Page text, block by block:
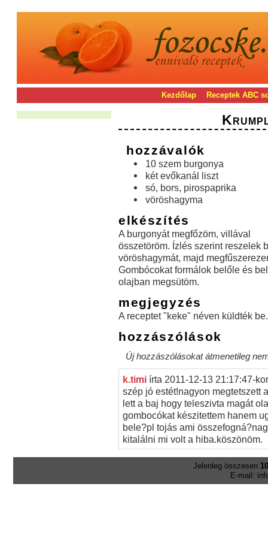
Kezdőlap Receptek ABC
hozzávalók
10 szem burgonya
két evőkanál liszt
só, bors, pirospaprika
vöröshagyma
elkészítés
A burgonyát megfőzöm, villával
összetöröm. Ízlés szerint reszelek
vöröshagymát, majd
Gombócokat formálok belőle és
olajban megsütöm.
megjegyzés
A receptet "keke" néven küldték be.
hozzászólások
Új hozzászólásokat átmenetileg
k.timi írta 2011-12-13 21:17:47-
szép jó estét!nagyon megtetszett
lett a baj hogy teleszivta magát
gombocókat készitettem hanem
bele?pl tojás ami
kitalálni mi volt a hiba.köszönöm.
Jelenleg összesen
E-mail: